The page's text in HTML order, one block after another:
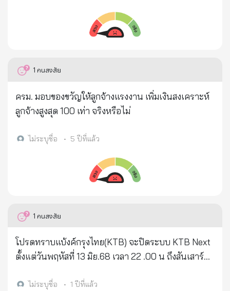
📌สนใจแอด LINE : @734ppovc นะคะ
1 คนสงสัย
ครม. มอบของขวัญให้ลูกจ้างแรงงาน เพิ่มเงินสงเคราะห์
ลูกจ้างสูงสุด 100 เท่า จริงหรือไม่
ไม่ระบุชื่อ • 5 ปีที่แล้ว
1 คนสงสัย
โปรดทราบแบ้งค์กรุงไทย(KTB) จะปิดระบบ KTB Next
ตั้งแต่วันพฤหัสที่ 13 มิย.68 เวลา 22 .00 น ถึงสันเสาร์ที่
โอนเงินจ่ายบิลต่างๆไม่ได้ โปรดวางแผนการเงินล่วง
ไม่ระบุชื่อ • 1 ปีที่แล้ว